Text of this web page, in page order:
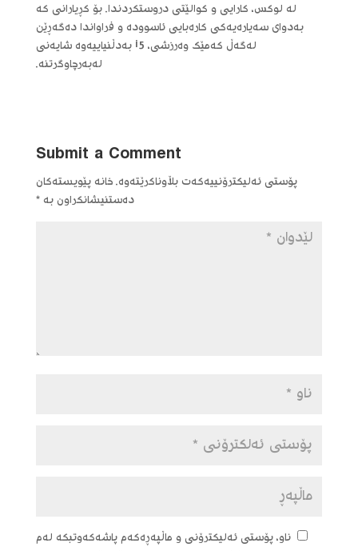
لە لوکس، کارایی و کوالێتی دروستکردندا. بۆ کڕیارانی کە
بەدوای سەیارەیەکی کارەبایی ئاسوودە و فراواندا دەگەڕێن
لەگەڵ کەمێک وەرزشی، i5 بەدڵنیاییەوە شایەنی
لەبەرچاوگرتنە.
Submit a Comment
پۆستی ئەلیکترۆنییەکەت بڵاوناکرێتەوە. خانە پێویستەکان
دەستنیشانکراون بە*
ناو، پۆستی ئەلیکترۆنی و ماڵپەڕەکەم پاشەکەوتبکە لەم